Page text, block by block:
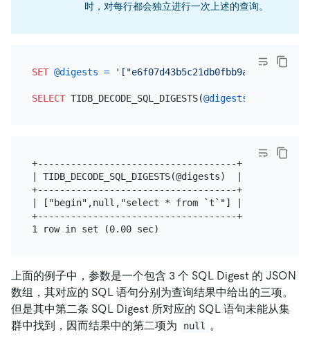
时，对每行都会独立进行一次上述的查询。
SET @digests =
SELECT TIDB_DECODE_SQL_DIGESTS(@digests
+------------------------------------+
| TIDB_DECODE_SQL_DIGESTS(@digests)  |
+------------------------------------+
| ["begin",null,"select * from `t`"] |
+------------------------------------+
上面的例子中，参数是一个包含 3 个 SQL Digest 的 JSON
数组，其对应的 SQL 语句分别为查询结果中给出的三项。
但是其中第二条 SQL Digest 所对应的 SQL 语句未能从集
群中找到，因而结果中的第二项为
null 。